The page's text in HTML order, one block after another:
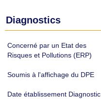
Diagnostics
Concerné par un Etat des
Risques et Pollutions (ERP)
Soumis à l'affichage du DPE
Date établissement Diagnostic